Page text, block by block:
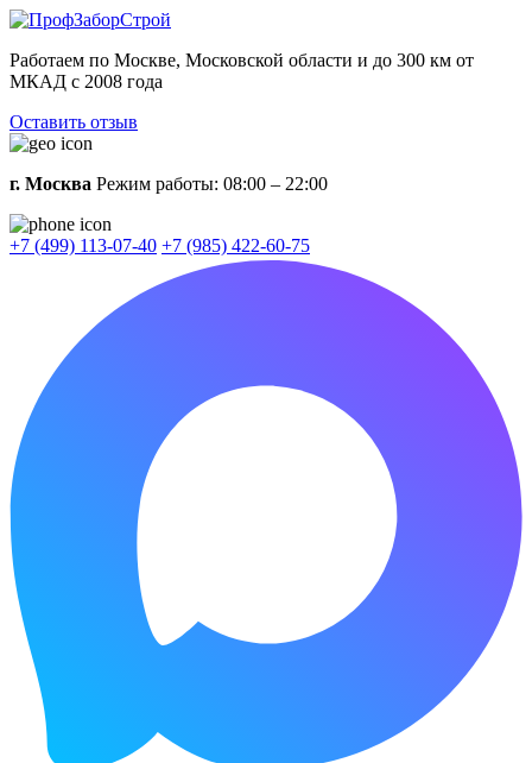
Работаем по Москве, Московской области и до 300 км от
МКАД с 2008 года
Оставить отзыв
г. Москва Режим работы: 08:00 – 22:00
+7 (499) 113-07-40 +7 (985) 422-60-75